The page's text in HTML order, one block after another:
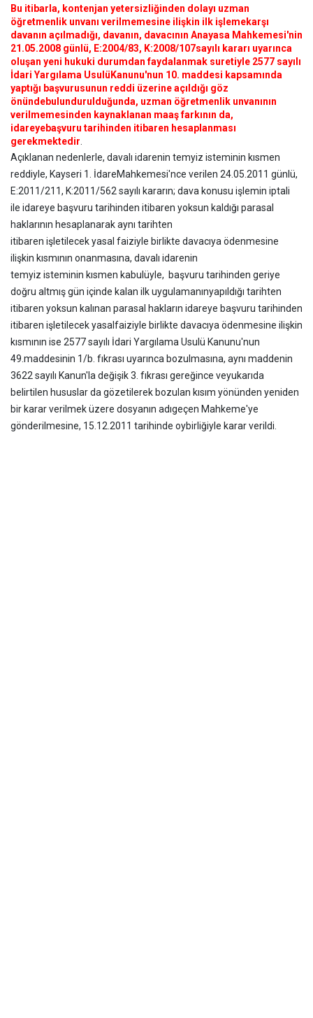
Bu itibarla, kontenjan yetersizliğinden dolayı uzman
öğretmenlik unvanı verilmemesine ilişkin ilk işlemekarşı
davanın açılmadığı, davanın, davacının Anayasa Mahkemesi'nin
21.05.2008 günlü, E:2004/83, K:2008/107sayılı kararı uyarınca
oluşan yeni hukuki durumdan faydalanmak suretiyle 2577 sayılı
İdari Yargılama Usulü Kanunu'nun 10. maddesi kapsamında
yaptığı başvurusunun reddi üzerine açıldığı göz
önündebulundurulduğunda, uzman öğretmenlik unvanının
verilmemesinden kaynaklanan maaş farkının da,
idareyebaşvuru tarihinden itibaren hesaplanması
gerekmektedir
Açıklanan nedenlerle, davalı idarenin temyiz isteminin kısmen
reddiyle, Kayseri 1. İdareMahkemesi'nce verilen 24.05.2011 günlü,
E:2011/211, K:2011/562 sayılı kararın; dava konusu işlemin iptali
ile idareye başvuru tarihinden itibaren yoksun kaldığı parasal
haklarının hesaplanarak aynı tarihten
itibaren işletilecek yasal faiziyle birlikte davacıya ödenmesine
ilişkin kısmının onanmasına, davalı idarenin
temyiz isteminin kısmen kabulüyle, başvuru tarihinden geriye
doğru altmış gün içinde kalan ilk uygulamanınyapıldığı tarihten
itibaren yoksun kalınan parasal hakların idareye başvuru tarihinden
itibaren işletilecek yasal faiziyle birlikte davacıya ödenmesine ilişkin
kısmının ise 2577 sayılı İdari Yargılama Usulü Kanunu'nun
49. maddesinin 1/b. fıkrası uyarınca bozulmasına, aynı maddenin
3622 sayılı Kanun'la değişik 3. fıkrası gereğince veyukarıda
belirtilen hususlar da gözetilerek bozulan kısım yönünden yeniden
bir karar verilmek üzere dosyanın adıgeçen Mahkeme'ye
gönderilmesine, 15.12.2011 tarihinde oybirliğiyle karar verildi.